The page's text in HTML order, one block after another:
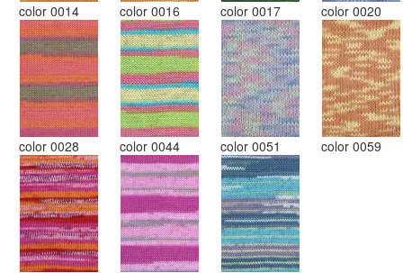
color 0014 color 0016 color 0017 color 0020
color 0028 color 0044 color 0051 color 0059